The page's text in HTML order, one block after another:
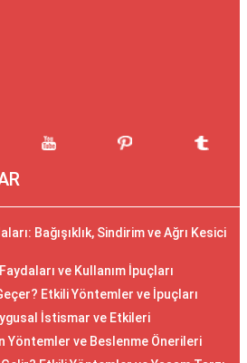
Bağışıklık, Sindirim ve Ağrı Kesici
ve Kullanım İpuçları
Etkili Yöntemler ve İpuçları
İstismar ve Etkileri
Yöntemler ve Beslenme Önerileri